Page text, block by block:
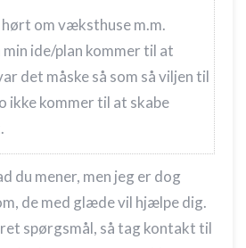
hørt om væksthuse m.m.
ide/plan kommer til at
det måske så som så viljen til
ikke kommer til at skabe
du mener, men jeg er dog
de med glæde vil hjælpe dig.
spørgsmål, så tag kontakt til